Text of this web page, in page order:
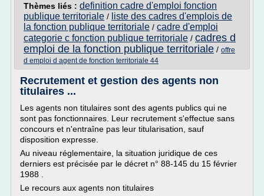
Thèmes liés : definition cadre d'emploi fonction
publique territoriale / liste des cadres d'emplois de
la fonction publique territoriale / cadre d'emploi
categorie c fonction publique territoriale / cadres d
emploi de la fonction publique territoriale / offre
d emploi d agent de fonction territoriale 44
Recrutement et gestion des agents non
titulaires ...
Les agents non titulaires sont des agents publics qui ne
sont pas fonctionnaires. Leur recrutement s'effectue sans
concours et n'entraîne pas leur titularisation, sauf
disposition expresse.
Au niveau réglementaire, la situation juridique de ces
derniers est précisée par le décret n° 88-145 du 15 février
1988 .
Le recours aux agents non titulaires